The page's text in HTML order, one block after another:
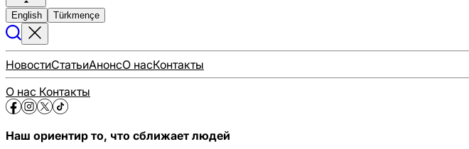
English Türkmençe
НовостиСтатьиАнонсО насКонтакты
О нас Контакты
Наш ориентир то, что сближает людей